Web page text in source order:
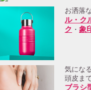
お洒落
ル・ク
ク ・ 象
気にな
頭皮ま
ブラシ